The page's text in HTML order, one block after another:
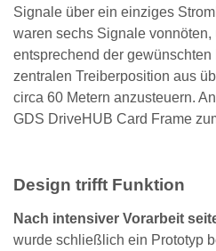
Signale über ein einziges
waren sechs Signale
entsprechend der
zentralen Treiberposition aus
circa 60 Metern anzusteuern.
GDS DriveHUB Card Frame
Design trifft Funktion
Nach intensiver Vorarbeit
wurde schließlich ein Prototyp